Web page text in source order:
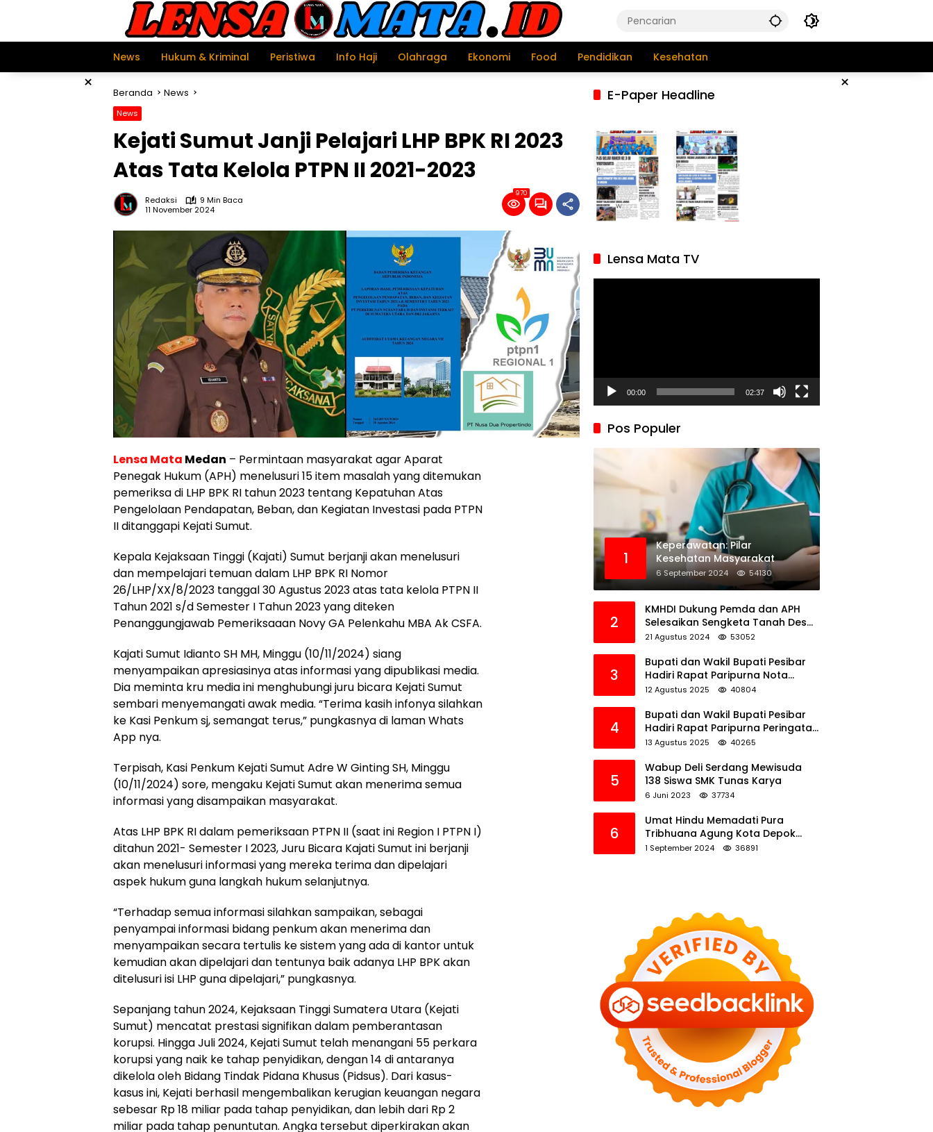
News
Hukum & Kriminal Peristiwa Info Haji Olahraga Ekonomi Food Pendidikan Kesehatan
× ×
Beranda News
News
Kejati Sumut Janji Pelajari LHP BPK RI 2023
Atas Tata Kelola PTPN II 2021-2023
Redaksi
9 Min Baca
11 November 2024
970
Lensa Mata Medan – Permintaan masyarakat agar Aparat
Penegak Hukum (APH) menelusuri 15 item masalah yang ditemukan
pemeriksa di LHP BPK RI tahun 2023 tentang Kepatuhan Atas
Pengelolaan Pendapatan, Beban, dan Kegiatan Investasi pada PTPN
II ditanggapi Kejati Sumut.
Kepala Kejaksaan Tinggi (Kajati) Sumut berjanji akan menelusuri
dan mempelajari temuan dalam LHP BPK RI Nomor
26/LHP/XX/8/2023 tanggal 30 Agustus 2023 atas tata kelola PTPN II
Tahun 2021 s/d Semester I Tahun 2023 yang diteken
Penanggungjawab Pemeriksaaan Novy GA Pelenkahu MBA Ak CSFA.
Kajati Sumut Idianto SH MH, Minggu (10/11/2024) siang
menyampaikan apresiasinya atas informasi yang dipublikasi media.
Dia meminta kru media ini menghubungi juru bicara Kejati Sumut
sembari menyemangati awak media. “Terima kasih infonya silahkan
ke Kasi Penkum sj, semangat terus,” pungkasnya di laman Whats
App nya.
Terpisah, Kasi Penkum Kejati Sumut Adre W Ginting SH, Minggu
(10/11/2024) sore, mengaku Kejati Sumut akan menerima semua
informasi yang disampaikan masyarakat.
Atas LHP BPK RI dalam pemeriksaan PTPN II (saat ini Region I PTPN I)
ditahun 2021- Semester I 2023, Juru Bicara Kajati Sumut ini berjanji
akan menelusuri informasi yang mereka terima dan dipelajari
aspek hukum guna langkah hukum selanjutnya.
“Terhadap semua informasi silahkan sampaikan, sebagai
penyampai informasi bidang penkum akan menerima dan
menyampaikan secara tertulis ke sistem yang ada di kantor untuk
kemudian akan dipelajari dan tentunya baik adanya LHP BPK akan
ditelusuri isi LHP guna dipelajari,” pungkasnya.
Sepanjang tahun 2024, Kejaksaan Tinggi Sumatera Utara (Kejati
Sumut) mencatat prestasi signifikan dalam pemberantasan
korupsi. Hingga Juli 2024, Kejati Sumut telah menangani 55 perkara
korupsi yang naik ke tahap penyidikan, dengan 14 di antaranya
dikelola oleh Bidang Tindak Pidana Khusus (Pidsus). Dari kasus-
kasus ini, Kejati berhasil mengembalikan kerugian keuangan negara
sebesar Rp 18 miliar pada tahap penyidikan, dan lebih dari Rp 2
miliar pada tahap penuntutan. Angka tersebut diperkirakan akan
E-Paper Headline
Lensa Mata TV
00:00 02:37
Pos Populer
1
Keperawatan: Pilar
Kesehatan Masyarakat
6 September 2024 54130
2
KMHDI Dukung Pemda dan APH
Selesaikan Sengketa Tanah Desa
Tawamalewe
21 Agustus 2024 53052
3
Bupati dan Wakil Bupati Pesibar
Hadiri Rapat Paripurna Nota
Keuangan Ranperda APBD
12 Agustus 2025 40804
4
Bupati dan Wakil Bupati Pesibar
Hadiri Rapat Paripurna Peringatan
HUT Ke-12 Pesibar
13 Agustus 2025 40265
5
Wabup Deli Serdang Mewisuda
138 Siswa SMK Tunas Karya
6 Juni 2023 37734
6
Umat Hindu Memadati Pura
Tribhuana Agung Kota Depok
Jawa Barat
1 September 2024 36891